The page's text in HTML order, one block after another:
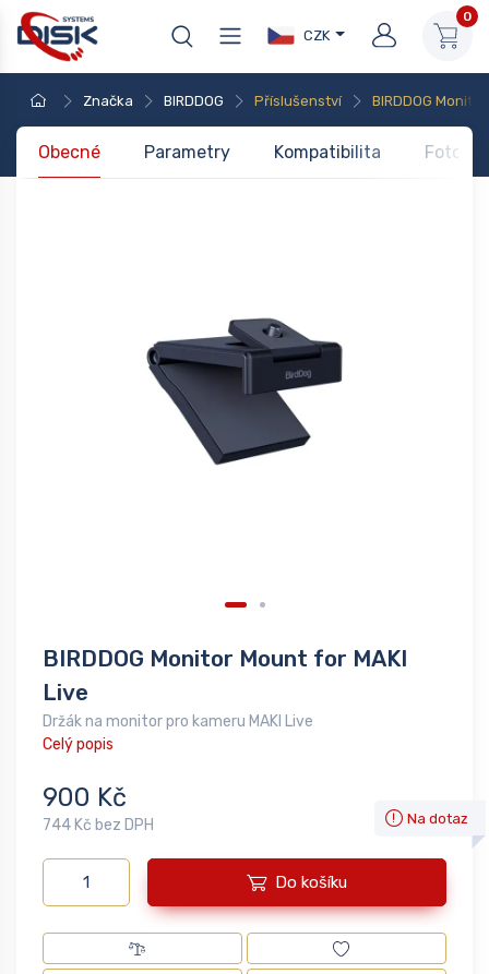
CZK
0
Značka BIRDDOG Příslušenství BIRDDOG
Obecné Parametry Kompatibilita Foto
BIRDDOG Monitor Mount for MAKI
Live
Držák na monitor pro kameru MAKI Live
Celý popis
900 Kč
744 Kč bez DPH Na dotaz
Do košíku